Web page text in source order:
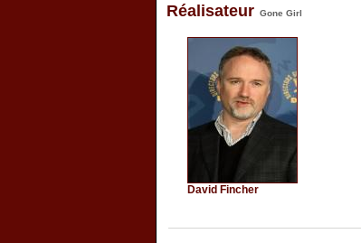
Réalisateur Gone Girl
David Fincher